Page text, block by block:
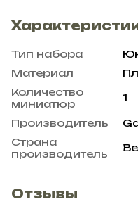
Тип набора
Материал
Количество
миниатюр
1
Производитель
Страна
производитель
Отзывы